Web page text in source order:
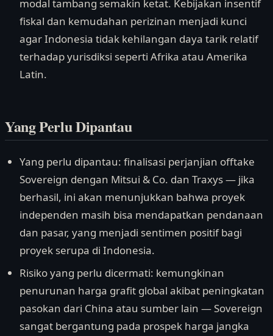
modal tambang semakin ketat. Kebijakan insentif
fiskal dan kemudahan perizinan menjadi kunci
agar Indonesia tidak kehilangan daya tarik relatif
terhadap yurisdiksi seperti Afrika atau Amerika
Latin.
Yang Perlu Dipantau
Yang perlu dipantau: finalisasi perjanjian offtake
Sovereign dengan Mitsui & Co. dan Traxys — jika
berhasil, ini akan menunjukkan bahwa proyek
independen masih bisa mendapatkan pendanaan
dan pasar, yang menjadi sentimen positif bagi
proyek serupa di Indonesia.
Risiko yang perlu dicermati: kemungkinan
penurunan harga grafit global akibat peningkatan
pasokan dari China atau sumber lain — Sovereign
sangat bergantung pada prospek harga jangka